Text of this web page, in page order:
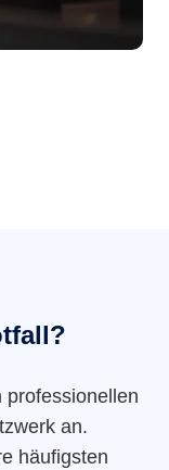
professionellen
an.
häufigsten